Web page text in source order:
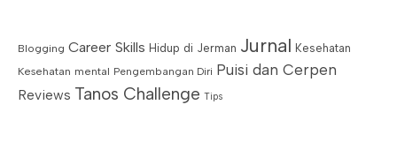
Blogging Career Skills Hidup di Jerman Jurnal Kesehatan
Kesehatan mental Pengembangan Diri Puisi dan Cerpen
Reviews Tanos Challenge Tips